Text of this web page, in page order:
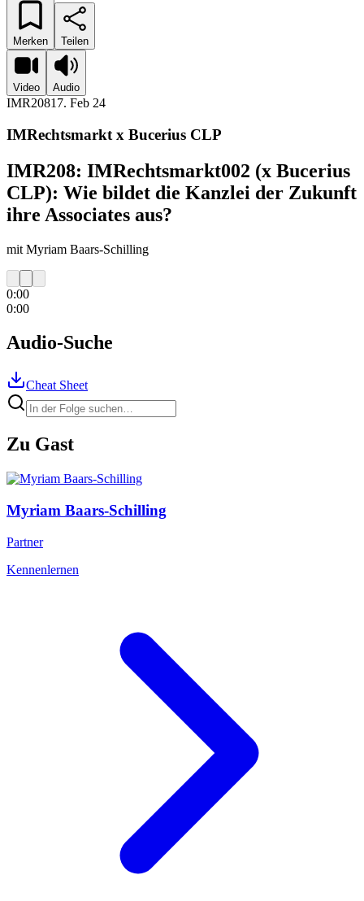
Merken Teilen
Video Audio
IMR20817. Feb 24
IMRechtsmarkt x Bucerius CLP
IMR208: IMRechtsmarkt002 (x Bucerius
CLP): Wie bildet die Kanzlei der Zukunft
ihre Associates aus?
mit Myriam Baars-Schilling
0:00
0:00
Audio-Suche
Cheat Sheet
Zu Gast
Myriam Baars-Schilling
Partner
Kennenlernen